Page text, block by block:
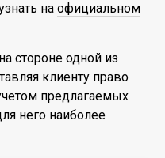
на официальном
стороне одной из
клиенту право
предлагаемых
него наиболее